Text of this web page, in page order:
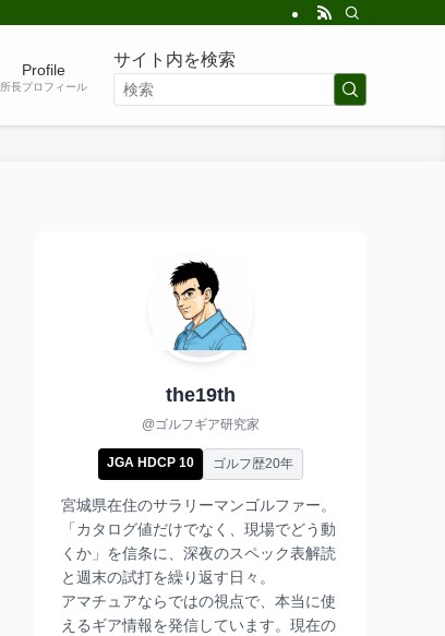
Profile
所長プロフィール
サイト内を検索
the19th
@ゴルフギア研究家
JGA HDCP 10 ゴルフ歴20年
宮城県在住のサラリーマンゴルファー。
「カタログ値だけでなく、現場でどう動
くか」を信条に、深夜のスペック表解読
と週末の試打を繰り返す日々。
アマチュアならではの視点で、本当に使
えるギア情報を発信しています。現在の